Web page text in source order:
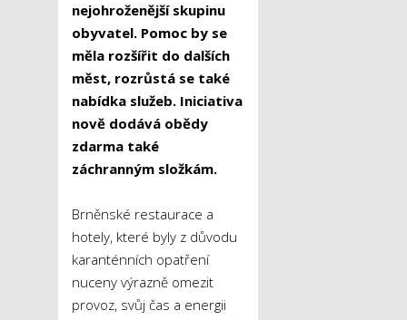
nejohroženější skupinu
obyvatel. Pomoc by se
měla rozšířit do dalších
měst, rozrůstá se také
nabídka služeb. Iniciativa
nově dodává obědy
zdarma také
záchranným složkám.
Brněnské restaurace a
hotely, které byly z důvodu
karanténních opatření
nuceny výrazně omezit
provoz, svůj čas a energii